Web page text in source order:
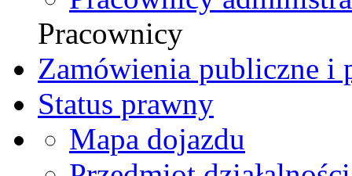
Pracownicy
Zamówienia publiczne i
Status prawny
Mapa dojazdu